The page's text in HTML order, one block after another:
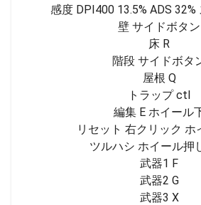
感度 DPI400 13.5% ADS 32%
壁 サイドボタン
床 R
階段 サイドボタ
屋根 Q
トラップ ctl
編集 E ホイール
リセット 右クリック ホ
ツルハシ ホイール押
武器1 F
武器2 G
武器3 X